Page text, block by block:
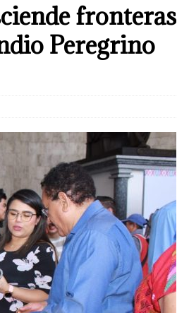
fronteras
Peregrino